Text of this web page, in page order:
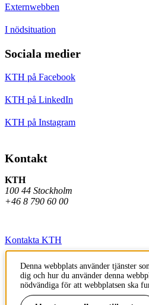
Externwebben
I nödsituation
Sociala medier
KTH på Facebook
KTH på LinkedIn
KTH på Instagram
Kontakt
KTH
100 44 Stockholm
+46 8 790 60 00
Kontakta KTH
Jobba på KTH
Press och media
Denna webbplats använder tjänster
dig och hur du använder denna
nödvändiga för att webbplatsen ska